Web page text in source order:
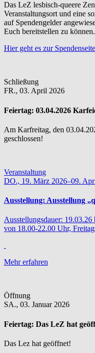
Das LeZ lesbisch-queere
Veranstaltungsort und eine
auf Spendengelder
Euch bereitstellen zu
Hier geht es zur
Schließung
FR., 03. April 2026
Feiertag: 03.04.2026
Am Karfreitag, den
geschlossen!
Veranstaltung
DO., 19. März 2026–09.
Ausstellung: Ausstellung
Ausstellungsdauer:
von 18.00-22.00 Uhr,
Mehr erfahren
Öffnung
SA., 03. Januar 2026
Feiertag: Das LeZ hat
Das Lez hat geöffnet!